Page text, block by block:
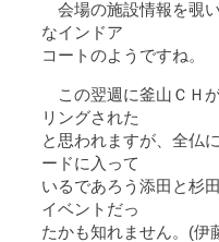
会場の施設情報を覗
なインドア
コートのようですね。
この翌週に釜山ＣＨ
リングされた
と思われますが、全仏
ードに入って
いるであろう添田と杉
イベントだっ
たかも知れません。(伊